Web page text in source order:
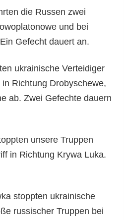
die Russen zwei
und bei
Ein Gefecht dauert an.
ukrainische Verteidiger
Richtung Drobyschewe,
ab. Zwei Gefechte dauern
unsere Truppen
in Richtung Krywa Luka.
stoppten ukrainische
russischer Truppen bei